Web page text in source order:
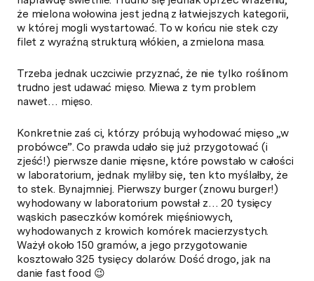
że mielona wołowina jest jedną z łatwiejszych kategorii,
w której mogli wystartować. To w końcu nie stek czy
filet z wyraźną strukturą włókien, a zmielona masa.
Trzeba jednak uczciwie przyznać, że nie tylko roślinom
trudno jest udawać mięso. Miewa z tym problem
nawet… mięso.
Konkretnie zaś ci, którzy próbują wyhodować mięso „w
probówce”. Co prawda udało się już przygotować (i
zjeść!) pierwsze danie mięsne, które powstało w całości
w laboratorium, jednak myliłby się, ten kto myślałby, że
to stek. Bynajmniej. Pierwszy burger (znowu burger!)
wyhodowany w laboratorium powstał z… 20 tysięcy
wąskich paseczków komórek mięśniowych,
wyhodowanych z krowich komórek macierzystych.
Ważył około 150 gramów, a jego przygotowanie
kosztowało 325 tysięcy dolarów. Dość drogo, jak na
danie fast food 😉